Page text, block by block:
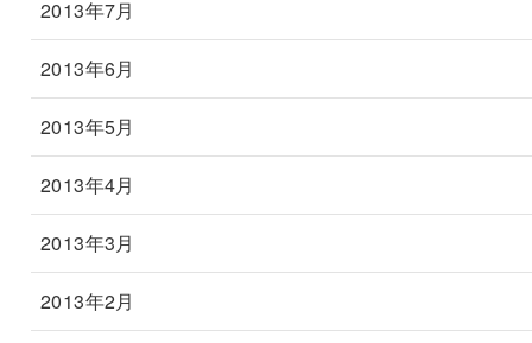
2013年7月
2013年6月
2013年5月
2013年4月
2013年3月
2013年2月